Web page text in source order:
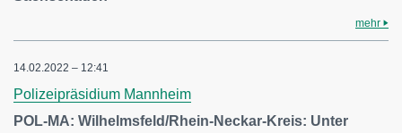
mehr
14.02.2022 – 12:41
Polizeipräsidium Mannheim
POL-MA: Wilhelmsfeld/Rhein-Neckar-Kreis: Unter